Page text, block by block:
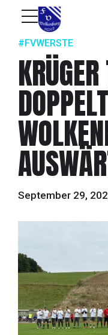
#FVWERSTE
September 29,